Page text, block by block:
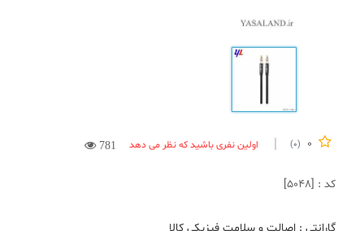
0
(0) اولین نفری باشید که نظر می دهد 781
کد : [5048]